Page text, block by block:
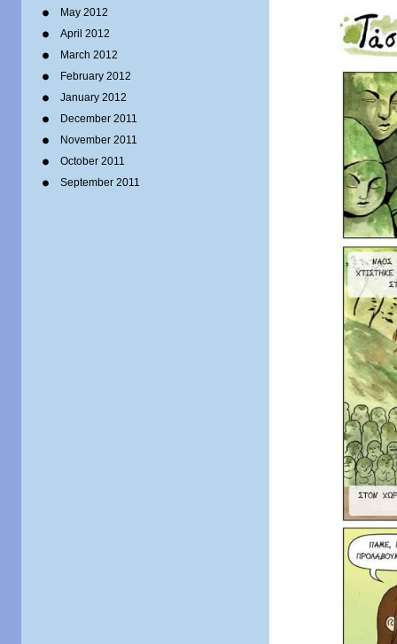
May 2012
April 2012
March 2012
February 2012
January 2012
December 2011
November 2011
October 2011
September 2011